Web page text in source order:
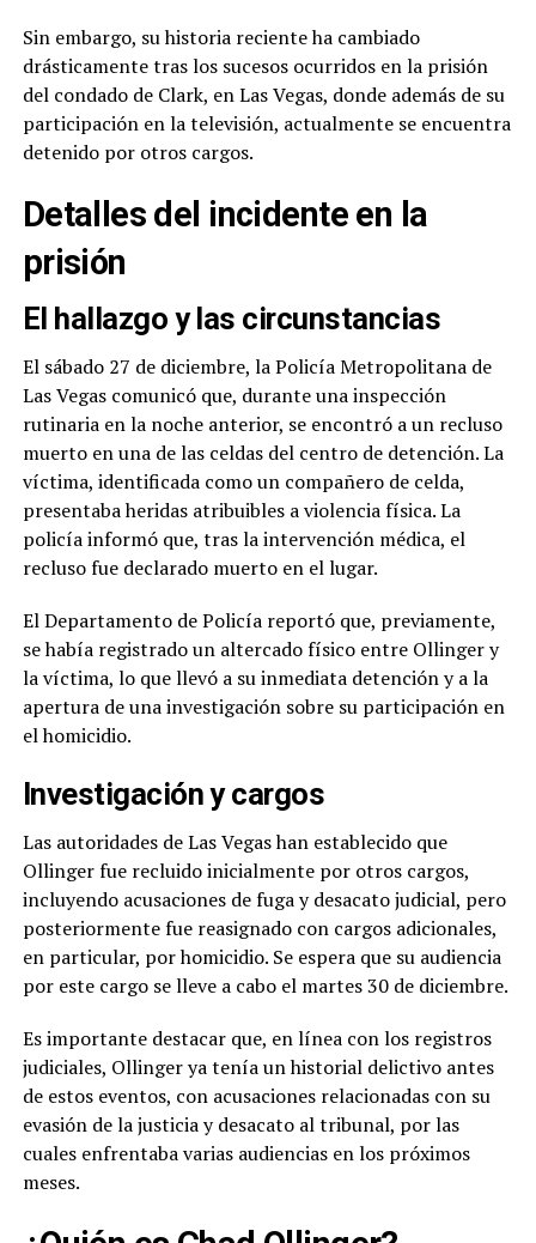
Sin embargo, su historia reciente ha cambiado
drásticamente tras los sucesos ocurridos en la prisión
del condado de Clark, en Las Vegas, donde además de su
participación en la televisión, actualmente se encuentra
detenido por otros cargos.
Detalles del incidente en la
prisión
El hallazgo y las circunstancias
El sábado 27 de diciembre, la Policía Metropolitana de
Las Vegas comunicó que, durante una inspección
rutinaria en la noche anterior, se encontró a un recluso
muerto en una de las celdas del centro de detención. La
víctima, identificada como un compañero de celda,
presentaba heridas atribuibles a violencia física. La
policía informó que, tras la intervención médica, el
recluso fue declarado muerto en el lugar.
El Departamento de Policía reportó que, previamente,
se había registrado un altercado físico entre Ollinger y
la víctima, lo que llevó a su inmediata detención y a la
apertura de una investigación sobre su participación en
el homicidio.
Investigación y cargos
Las autoridades de Las Vegas han establecido que
Ollinger fue recluido inicialmente por otros cargos,
incluyendo acusaciones de fuga y desacato judicial, pero
posteriormente fue reasignado con cargos adicionales,
en particular, por homicidio. Se espera que su audiencia
por este cargo se lleve a cabo el martes 30 de diciembre.
Es importante destacar que, en línea con los registros
judiciales, Ollinger ya tenía un historial delictivo antes
de estos eventos, con acusaciones relacionadas con su
evasión de la justicia y desacato al tribunal, por las
cuales enfrentaba varias audiencias en los próximos
meses.